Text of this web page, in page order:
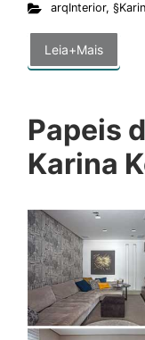
arqInterior,
Leia+Mais
Papeis
Karina